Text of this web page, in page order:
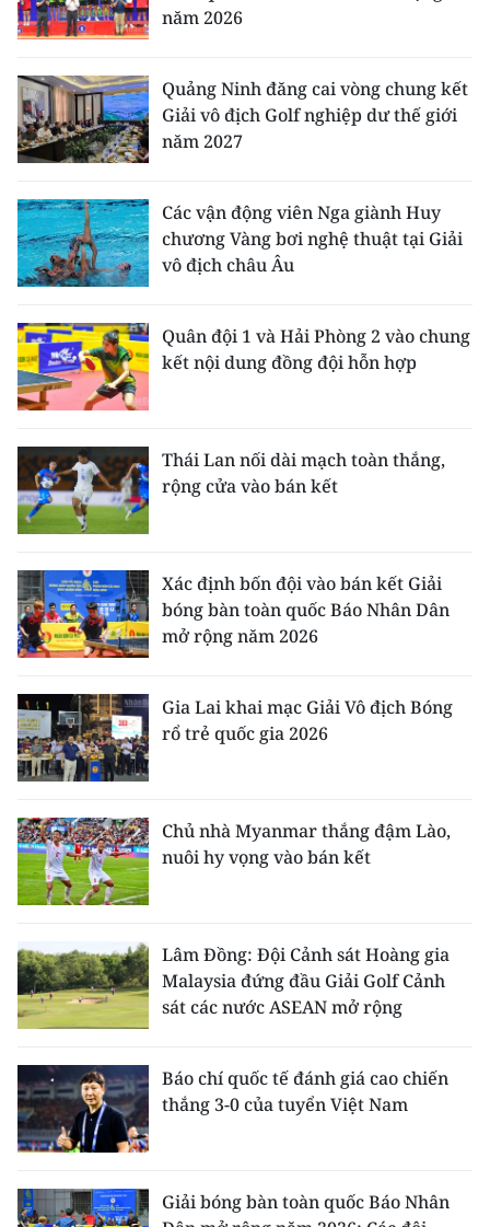
năm 2026
Quảng Ninh đăng cai vòng chung kết
Giải vô địch Golf nghiệp dư thế giới
năm 2027
Các vận động viên Nga giành Huy
chương Vàng bơi nghệ thuật tại Giải
vô địch châu Âu
Quân đội 1 và Hải Phòng 2 vào chung
kết nội dung đồng đội hỗn hợp
Thái Lan nối dài mạch toàn thắng,
rộng cửa vào bán kết
Xác định bốn đội vào bán kết Giải
bóng bàn toàn quốc Báo Nhân Dân
mở rộng năm 2026
Gia Lai khai mạc Giải Vô địch Bóng
rổ trẻ quốc gia 2026
Chủ nhà Myanmar thắng đậm Lào,
nuôi hy vọng vào bán kết
Lâm Đồng: Đội Cảnh sát Hoàng gia
Malaysia đứng đầu Giải Golf Cảnh
sát các nước ASEAN mở rộng
Báo chí quốc tế đánh giá cao chiến
thắng 3-0 của tuyển Việt Nam
Giải bóng bàn toàn quốc Báo Nhân